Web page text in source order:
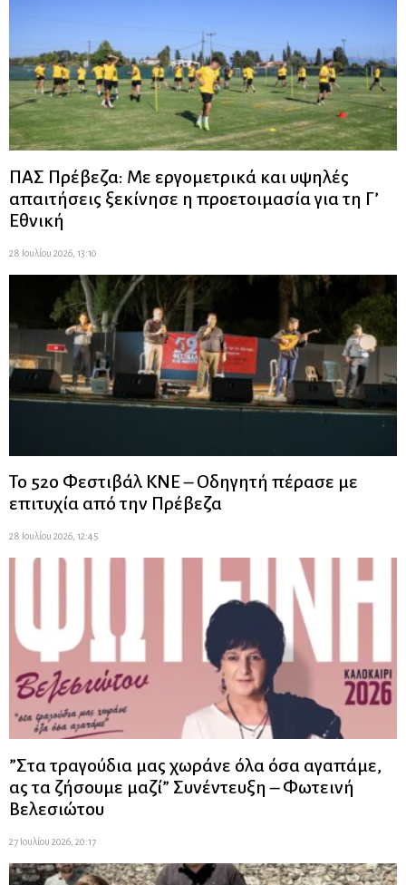
ΠΑΣ Πρέβεζα: Με εργομετρικά και υψηλές
απαιτήσεις ξεκίνησε η προετοιμασία για τη Γ’
Εθνική
28 Ιουλίου 2026, 13:10
Το 52ο Φεστιβάλ ΚΝΕ – Οδηγητή πέρασε με
επιτυχία από την Πρέβεζα
28 Ιουλίου 2026, 12:45
”Στα τραγούδια μας χωράνε όλα όσα αγαπάμε,
ας τα ζήσουμε μαζί” Συνέντευξη – Φωτεινή
Βελεσιώτου
27 Ιουλίου 2026, 20:17